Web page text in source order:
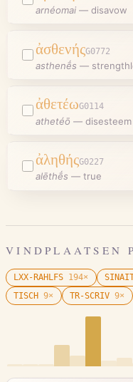
arnéomai — disavow
ἀσθενήςG0772
asthenḗs —
ἀθετέωG0114
athetéō — disesteem
ἀληθήςG0227
alēthḗs — true
VINDPLAATSEN
LXX-RAHLFS 194×
TISCH 9× TR-SCRIV 9×